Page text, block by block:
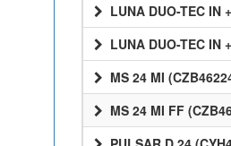
LUNA DUO-TEC IN
LUNA DUO-TEC IN
MS 24 MI
MS 24 MI FF